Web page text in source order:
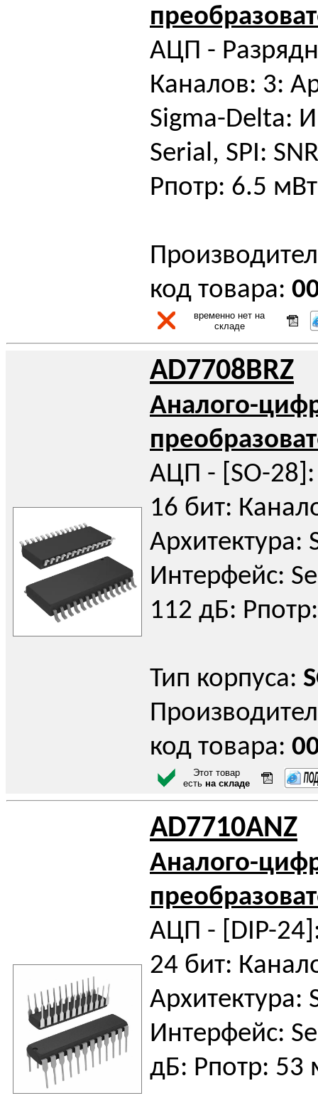
АЦП -
Каналов: 3:
Sigma-Delta:
Serial, SPI:
Pпотр: 6.5 мВт
код товара:
временно нет на
складе
AD7708BRZ
Аналого-
АЦП - [SO-28]:
16 бит:
Архитектура:
Интерфейс:
112 дБ:
Тип корпуса:
код товара:
Этот товар
есть на складе
AD7710ANZ
Аналого-
АЦП - [DIP-
24 бит:
Архитектура:
Интерфейс:
дБ: Pпотр: 53